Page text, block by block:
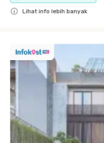
Lihat info lebih banyak